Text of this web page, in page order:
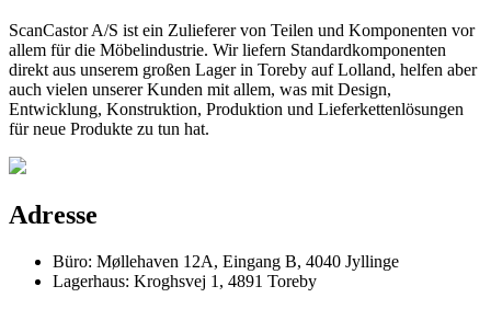
ScanCastor A/S ist ein Zulieferer von Teilen und Komponenten vor
allem für die Möbelindustrie. Wir liefern Standardkomponenten
direkt aus unserem großen Lager in Toreby auf Lolland, helfen aber
auch vielen unserer Kunden mit allem, was mit Design,
Entwicklung, Konstruktion, Produktion und Lieferkettenlösungen
für neue Produkte zu tun hat.
Adresse
Büro: Møllehaven 12A, Eingang B, 4040 Jyllinge
Lagerhaus: Kroghsvej 1, 4891 Toreby